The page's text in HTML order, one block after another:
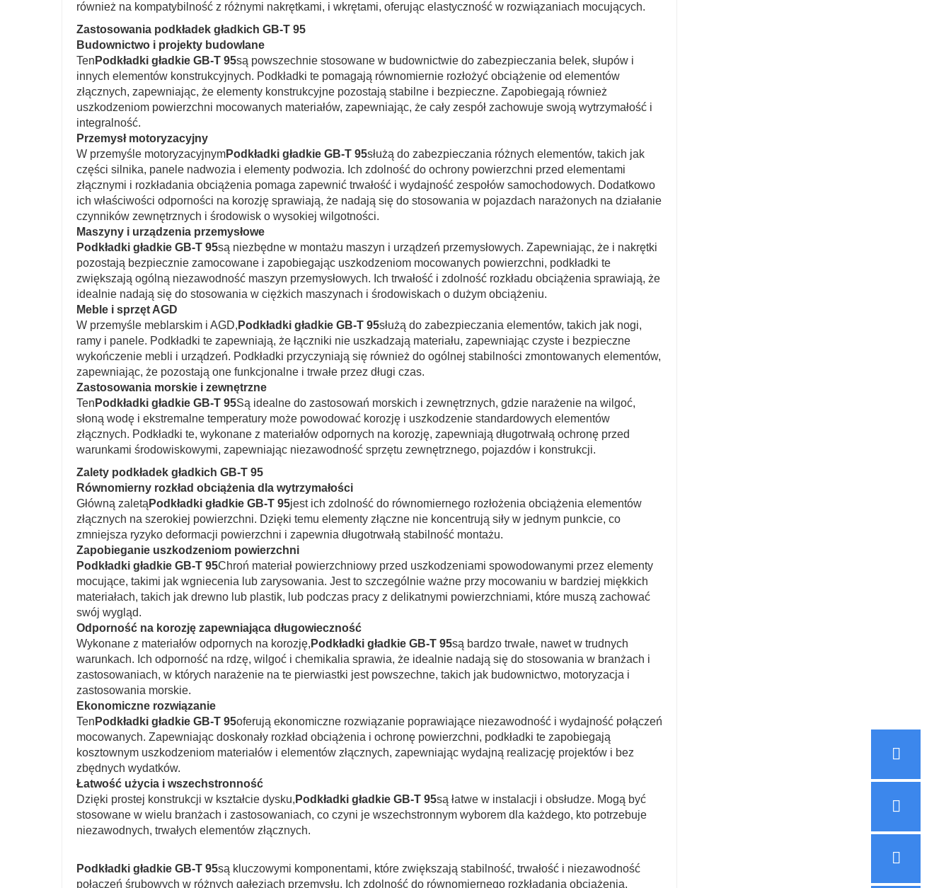
również na kompatybilność z różnymi nakrętkami, i wkrętami, oferując elastyczność w rozwiązaniach mocujących.
Zastosowania podkładek gładkich GB-T 95
Budownictwo i projekty budowlane
Ten Podkładki gładkie GB-T 95są powszechnie stosowane w budownictwie do zabezpieczania belek, słupów i
innych elementów konstrukcyjnych. Podkładki te pomagają równomiernie rozłożyć obciążenie od elementów
złącznych, zapewniając, że elementy konstrukcyjne pozostają stabilne i bezpieczne. Zapobiegają również
uszkodzeniom powierzchni mocowanych materiałów, zapewniając, że cały zespół zachowuje swoją wytrzymałość i
integralność.
Przemysł motoryzacyjny
W przemyśle motoryzacyjnymPodkładki gładkie GB-T 95służą do zabezpieczania różnych elementów, takich jak
części silnika, panele nadwozia i elementy podwozia. Ich zdolność do ochrony powierzchni przed elementami
złącznymi i rozkładania obciążenia pomaga zapewnić trwałość i wydajność zespołów samochodowych. Dodatkowo
ich właściwości odporności na korozję sprawiają, że nadają się do stosowania w pojazdach narażonych na działanie
czynników zewnętrznych i środowisk o wysokiej wilgotności.
Maszyny i urządzenia przemysłowe
Podkładki gładkie GB-T 95są niezbędne w montażu maszyn i urządzeń przemysłowych. Zapewniając, że i nakrętki
pozostają bezpiecznie zamocowane i zapobiegając uszkodzeniom mocowanych powierzchni, podkładki te
zwiększają ogólną niezawodność maszyn przemysłowych. Ich trwałość i zdolność rozkładu obciążenia sprawiają, że
idealnie nadają się do stosowania w ciężkich maszynach i środowiskach o dużym obciążeniu.
Meble i sprzęt AGD
W przemyśle meblarskim i AGD, Podkładki gładkie GB-T 95służą do zabezpieczania elementów, takich jak nogi,
ramy i panele. Podkładki te zapewniają, że łączniki nie uszkadzają materiału, zapewniając czyste i bezpieczne
wykończenie mebli i urządzeń. Podkładki przyczyniają się również do ogólnej stabilności zmontowanych elementów,
zapewniając, że pozostają one funkcjonalne i trwałe przez długi czas.
Zastosowania morskie i zewnętrzne
Ten Podkładki gładkie GB-T 95Są idealne do zastosowań morskich i zewnętrznych, gdzie narażenie na wilgoć,
słoną wodę i ekstremalne temperatury może powodować korozję i uszkodzenie standardowych elementów
złącznych. Podkładki te, wykonane z materiałów odpornych na korozję, zapewniają długotrwałą ochronę przed
warunkami środowiskowymi, zapewniając niezawodność sprzętu zewnętrznego, pojazdów i konstrukcji.
Zalety podkładek gładkich GB-T 95
Równomierny rozkład obciążenia dla wytrzymałości
Główną zaletąPodkładki gładkie GB-T 95jest ich zdolność do równomiernego rozłożenia obciążenia elementów
złącznych na szerokiej powierzchni. Dzięki temu elementy złączne nie koncentrują siły w jednym punkcie, co
zmniejsza ryzyko deformacji powierzchni i zapewnia długotrwałą stabilność montażu.
Zapobieganie uszkodzeniom powierzchni
Podkładki gładkie GB-T 95Chroń materiał powierzchniowy przed uszkodzeniami spowodowanymi przez elementy
mocujące, takimi jak wgniecenia lub zarysowania. Jest to szczególnie ważne przy mocowaniu w bardziej miękkich
materiałach, takich jak drewno lub plastik, lub podczas pracy z delikatnymi powierzchniami, które muszą zachować
swój wygląd.
Odporność na korozję zapewniająca długowieczność
Wykonane z materiałów odpornych na korozję, Podkładki gładkie GB-T 95są bardzo trwałe, nawet w trudnych
warunkach. Ich odporność na rdzę, wilgoć i chemikalia sprawia, że idealnie nadają się do stosowania w branżach i
zastosowaniach, w których narażenie na te pierwiastki jest powszechne, takich jak budownictwo, motoryzacja i
zastosowania morskie.
Ekonomiczne rozwiązanie
Ten Podkładki gładkie GB-T 95oferują ekonomiczne rozwiązanie poprawiające niezawodność i wydajność połączeń
mocowanych. Zapewniając doskonały rozkład obciążenia i ochronę powierzchni, podkładki te zapobiegają
kosztownym uszkodzeniom materiałów i elementów złącznych, zapewniając wydajną realizację projektów i bez
zbędnych wydatków.
Łatwość użycia i wszechstronność
Dzięki prostej konstrukcji w kształcie dysku, Podkładki gładkie GB-T 95są łatwe w instalacji i obsłudze. Mogą być
stosowane w wielu branżach i zastosowaniach, co czyni je wszechstronnym wyborem dla każdego, kto potrzebuje
niezawodnych, trwałych elementów złącznych.
Podkładki gładkie GB-T 95są kluczowymi komponentami, które zwiększają stabilność, trwałość i niezawodność
połączeń śrubowych w różnych gałęziach przemysłu. Ich zdolność do równomiernego rozkładania obciążenia,